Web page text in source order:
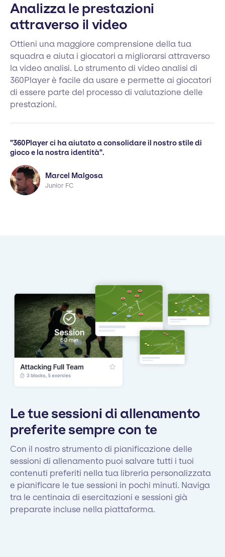
Analizza le prestazioni
attraverso il video
Ottieni una maggiore comprensione della tua
squadra e aiuta i giocatori a migliorarsi attraverso
la video analisi. Lo strumento di video analisi di
360Player è facile da usare e permette ai giocatori
di essere parte del processo di valutazione delle
prestazioni.
"360Player ci ha aiutato a consolidare il nostro stile di
gioco e la nostra identità".
Marcel Malgosa
Junior FC
Le tue sessioni di allenamento
preferite sempre con te
Con il nostro strumento di pianificazione delle
sessioni di allenamento puoi salvare tutti i tuoi
contenuti preferiti nella tua libreria personalizzata
e pianificare le tue sessioni in pochi minuti. Naviga
tra le centinaia di esercitazioni e sessioni già
preparate incluse nella piattaforma.